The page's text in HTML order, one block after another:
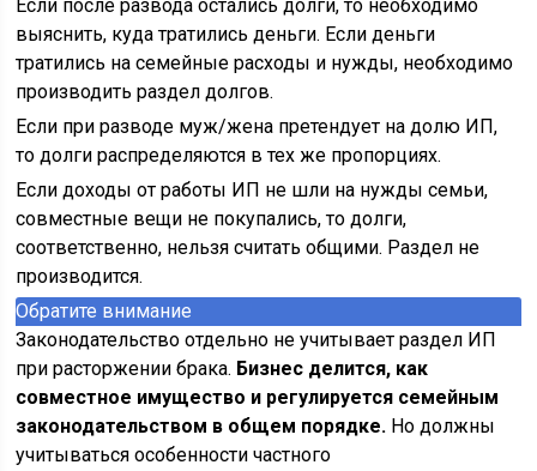
Если после развода остались долги, то необходимо
выяснить, куда тратились деньги. Если деньги
тратились на семейные расходы и нужды, необходимо
производить раздел долгов.
Если при разводе муж/жена претендует на долю ИП,
то долги распределяются в тех же пропорциях.
Если доходы от работы ИП не шли на нужды семьи,
совместные вещи не покупались, то долги,
соответственно, нельзя считать общими. Раздел не
производится.
Обратите внимание
Законодательство отдельно не учитывает раздел ИП
при расторжении брака. Бизнес делится, как
совместное имущество и регулируется семейным
законодательством в общем порядке. Но должны
учитываться особенности частного